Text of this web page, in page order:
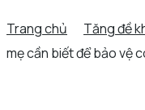
Trang chủ Tăng đề
mẹ cần biết để bảo vệ